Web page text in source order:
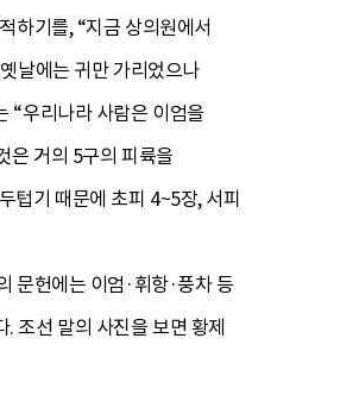
하기를, “지금 상의원에서
날에는 귀만 가리었으나
“우리나라 사람은 이엄을
은 거의 5구의 피륙을
텁기 때문에 초피 4~5장, 서피
문헌에는 이엄·휘항·풍차 등
조선 말의 사진을 보면 황제